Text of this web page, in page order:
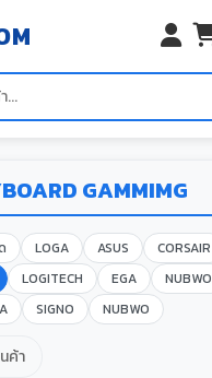
GAMMIMG
LOGA ASUS CORSAIR
LOGITECH EGA NUBWO
SIGNO NUBWO
ค้า